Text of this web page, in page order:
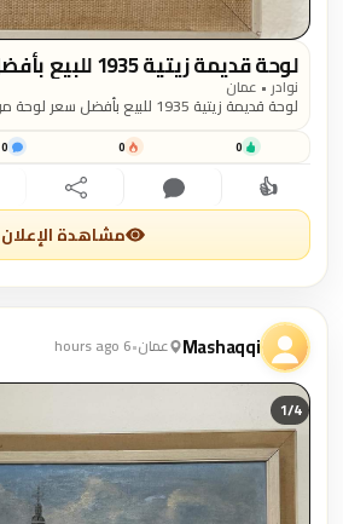
لوحة قديمة زيتية 1935 للبيع بأفضل سعر
نوادر • عمان
بالألوان الزيتية، لرسام أجنبي 69 cm * 39 cm
0
0
0
👍اهتمام تعليق مشاركة
مشاهدة الإعلان
Mashaqqi عمان•
6 hours ago
1/4